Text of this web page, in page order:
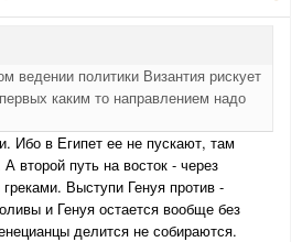
ведении политики Византия рискует
каким то направлением надо
Ибо в Египет ее не пускают, там
второй путь на восток - через
Выступи Генуя против -
и Генуя остается вообще без
делится не собираются.